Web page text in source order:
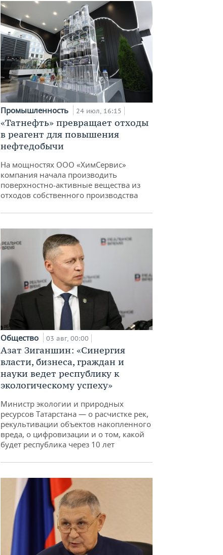
Промышленность 24 июл, 16:15
«Татнефть» превращает отходы
в реагент для повышения
нефтедобычи
На мощностях ООО «ХимСервис»
компания начала производить
поверхностно-активные вещества из
отходов собственного производства
Общество 03 авг, 00:00
Азат Зиганшин: «Синергия
власти, бизнеса, граждан и
науки ведет республику к
экологическому успеху»
Министр экологии и природных
ресурсов Татарстана — о расчистке рек,
рекультивации объектов накопленного
вреда, о цифровизации и о том, какой
будет республика через 10 лет